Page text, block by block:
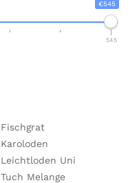
€545
545
Fischgrat
Karoloden
Leichtloden Uni
Tuch Melange